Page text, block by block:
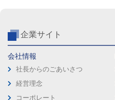
企業サイト
会社情報
社長からのごあいさつ
経営理念
コーポレート